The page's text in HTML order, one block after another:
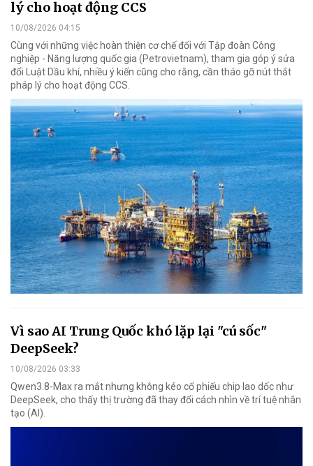
lý cho hoạt động CCS
10/08/2026 04:15
Cùng với những việc hoàn thiện cơ chế đối với Tập đoàn Công
nghiệp - Năng lượng quốc gia (Petrovietnam), tham gia góp ý sửa
đổi Luật Dầu khí, nhiều ý kiến cũng cho rằng, cần tháo gỡ nút thắt
pháp lý cho hoạt động CCS.
Vì sao AI Trung Quốc khó lặp lại "cú sốc"
DeepSeek?
10/08/2026 03:33
Qwen3.8-Max ra mắt nhưng không kéo cổ phiếu chip lao dốc như
DeepSeek, cho thấy thị trường đã thay đổi cách nhìn về trí tuệ nhân
tạo (AI).